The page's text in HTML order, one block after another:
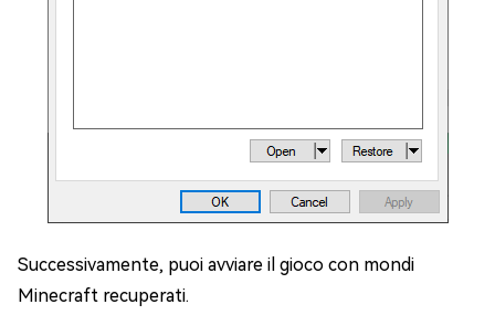
Successivamente, puoi avviare il gioco con mondi
Minecraft recuperati.